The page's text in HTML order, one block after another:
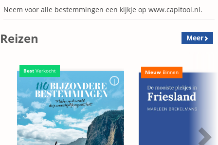
Neem voor alle bestemmingen een kijkje op www.capitool.nl.
Reizen Meer
Best Verkocht Nieuw Binnen